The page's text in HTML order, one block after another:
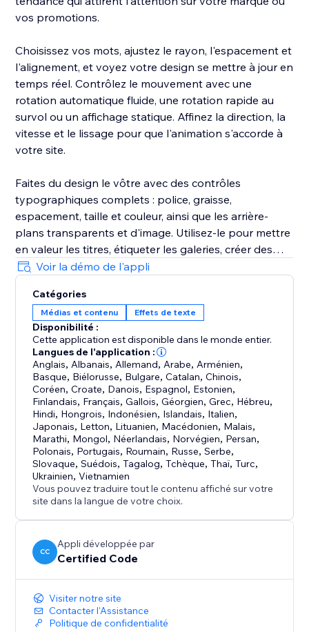
vos promotions.
Choisissez vos mots, ajustez le rayon, l'espacement et
l'alignement, et voyez votre design se mettre à jour en
temps réel. Contrôlez le mouvement avec une
rotation automatique fluide, une rotation rapide au
survol ou un affichage statique. Affinez la direction, la
vitesse et le lissage pour que l'animation s'accorde à
votre site.
Faites du design le vôtre avec des contrôles
typographiques complets : police, graisse,
espacement, taille et couleur, ainsi que les arrière-
plans transparents et d'image. Utilisez-le pour mettre
en valeur les titres, étiqueter les galeries, créer des
sceaux pour les offres ou ajouter des micro-
interactions. Fonctionne parfaitement dans l'éditeur,
sans code.
Voir la démo de l'appli
Catégories
Médias et contenu Effets de texte
Disponibilité :
Cette application est disponible dans le monde entier.
Langues de l'application :
Anglais, Albanais, Allemand, Arabe, Arménien,
Basque, Biélorusse, Bulgare,Catalan,Chinois,
Coréen,Croate, Danois, Espagnol, Estonien,
Finlandais, Français,Gallois,Géorgien,Grec, Hébreu,
Hindi, Hongrois, Indonésien, Islandais, Italien,
Japonais, Letton, Lituanien, Macédonien, Malais,
Marathi, Mongol, Néerlandais, Norvégien, Persan,
Polonais, Portugais, Roumain, Russe,Serbe,
Slovaque,Suédois,Tagalog,Tchèque,Thaï,Turc,
Ukrainien,Vietnamien
Vous pouvez traduire tout le contenu affiché sur votre
site dans la langue de votre choix.
CC
Appli développée par
Certified Code
Visiter notre site
Contacter l'Assistance
Politique de confidentialité